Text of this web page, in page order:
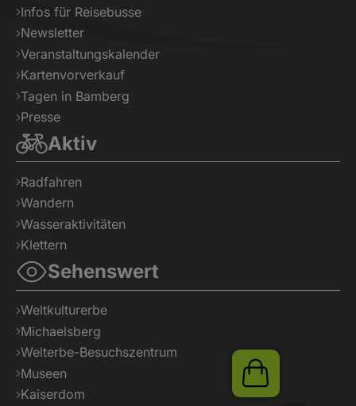
Infos für Reisebusse
Newsletter
Veranstaltungskalender
Kartenvorverkauf
Tagen in Bamberg
Presse
Aktiv
Radfahren
Wandern
Wasseraktivitäten
Klettern
Sehenswert
Weltkulturerbe
Michaelsberg
Welterbe-Besuchszentrum
Museen
Kaiserdom